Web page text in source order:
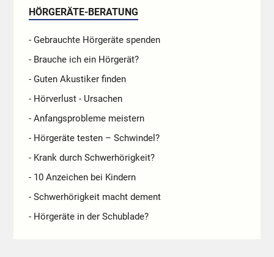
HÖRGERÄTE-BERATUNG
- Gebrauchte Hörgeräte spenden
- Brauche ich ein Hörgerät?
- Guten Akustiker finden
- Hörverlust - Ursachen
- Anfangsprobleme meistern
- Hörgeräte testen – Schwindel?
- Krank durch Schwerhörigkeit?
- 10 Anzeichen bei Kindern
- Schwerhörigkeit macht dement
- Hörgeräte in der Schublade?